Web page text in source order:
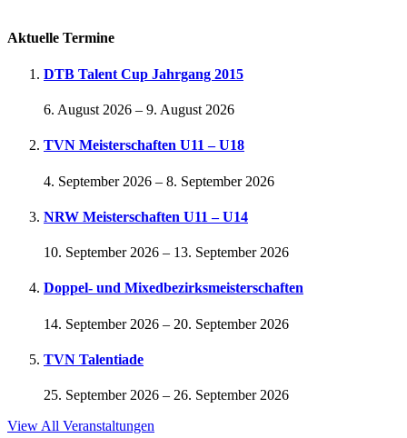
Aktuelle Termine
DTB Talent Cup Jahrgang 2015
6. August 2026 – 9. August 2026
TVN Meisterschaften U11 – U18
4. September 2026 – 8. September 2026
NRW Meisterschaften U11 – U14
10. September 2026 – 13. September 2026
Doppel- und Mixedbezirksmeisterschaften
14. September 2026 – 20. September 2026
TVN Talentiade
25. September 2026 – 26. September 2026
View All Veranstaltungen